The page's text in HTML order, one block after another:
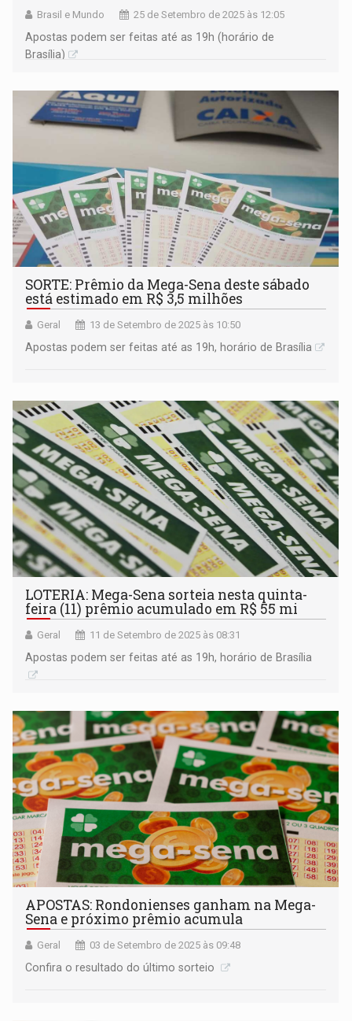
Brasil e Mundo 25 de Setembro de 2025 às 12:05
Apostas podem ser feitas até as 19h (horário de
Brasília)
SORTE: Prêmio da Mega-Sena deste sábado
está estimado em R$ 3,5 milhões
Geral 13 de Setembro de 2025 às 10:50
Apostas podem ser feitas até as 19h, horário de Brasília
LOTERIA: Mega-Sena sorteia nesta quinta-
feira (11) prêmio acumulado em R$ 55 mi
Geral 11 de Setembro de 2025 às 08:31
Apostas podem ser feitas até as 19h, horário de Brasília
APOSTAS: Rondonienses ganham na Mega-
Sena e próximo prêmio acumula
Geral 03 de Setembro de 2025 às 09:48
Confira o resultado do último sorteio